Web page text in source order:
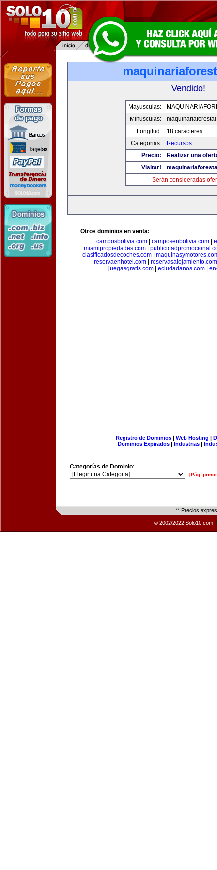
Vendido!
Mayusculas:
Minusculas:
Longitud:
18 caracteres
Categorias:
Recursos
Precio:
Realizar una
Visitar!
Serán consideradas
Otros dominios en venta:
camposbolivia.com| camposenbolivia.com|
miamipropiedades.com
clasificadosdecoches.com
reservaenhotel.com| reservasalojamiento.com
juegasgratis.com
eciudadanos.com
Registro de Dominios| Web Hosting |
Dominios Expirados | Industrias |
Categorías de Dominio:
[Pág.
** Precios
© 2002/2022 Solo10.com